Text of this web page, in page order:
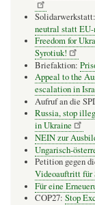
Solidarwerkstatt:
neutral statt
Freedom for
Syrotiuk!
Briefaktion:
Appeal to the
escalation in
Aufruf an die
Russia, stop
in Ukraine
NEIN zur
Ungarisch-
Petition gegen
Videoauftritt für
Für eine
COP27: Stop